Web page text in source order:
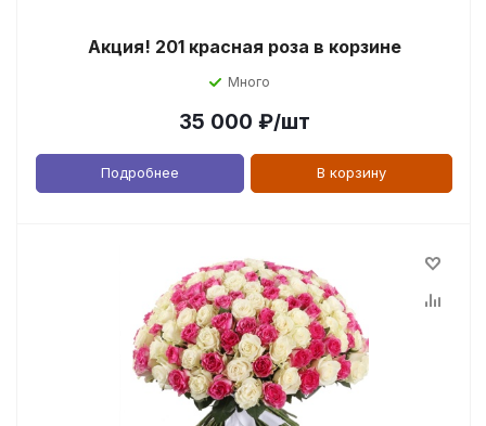
Акция! 201 красная роза в корзине
Много
35 000 ₽/шт
Подробнее В корзину